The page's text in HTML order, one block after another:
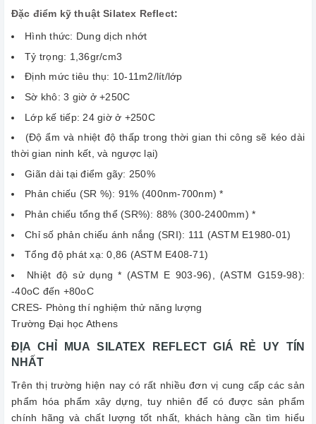
Đặc điểm kỹ thuật Silatex Reflect:
Hình thức: Dung dịch nhớt
Tỷ trọng: 1,36gr/cm3
Định mức tiêu thụ: 10-11m2/lít/lớp
Sờ khô: 3 giờ ở +250C
Lớp kế tiếp: 24 giờ ở +250C
(Độ ẩm và nhiệt độ thấp trong thời gian thi công sẽ kéo dài
thời gian ninh kết, và ngược lại)
Giãn dài tại điểm gãy: 250%
Phản chiếu (SR %): 91% (400nm-700nm) *
Phản chiếu tổng thể (SR%): 88% (300-2400mm) *
Chỉ số phản chiếu ánh nắng (SRI): 111 (ASTM E1980-01)
Tổng độ phát xạ: 0,86 (ASTM E408-71)
Nhiệt độ sử dụng * (ASTM E 903-96), (ASTM G159-98):
-40οC đến +80οC
CRES- Phòng thí nghiệm thử năng lượng
Trường Đại học Athens
ĐỊA CHỈ MUA SILATEX REFLECT GIÁ RẺ UY TÍN
NHẤT
Trên thị trường hiện nay có rất nhiều đơn vị cung cấp các sản
phẩm hóa phẩm xây dựng, tuy nhiên để có được sản phẩm
chính hãng và chất lượng tốt nhất, khách hàng cần tìm hiểu